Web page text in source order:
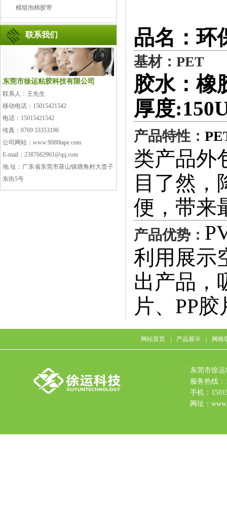
模组泡棉胶带
联系我们
东莞市徐运粘胶科技有限公司
联系人：王先生
移动电话：15015421542
电话：15015421542
传真：0769 33353196
公司网站：www.9080tape.com
E-mail：2387662961@qq.com
地 址：广东省东莞市茶山镇塘角村大贵子
东街5号
品名：环
基材：PET
胶水：橡
厚度
产品特性：
类产品外
目了然，
便，带来
产品优势：
利用展示
出产品，
片、 PP胶
网站首页 产品展示 网格
东莞市徐
服务热线：
手机：
网址：